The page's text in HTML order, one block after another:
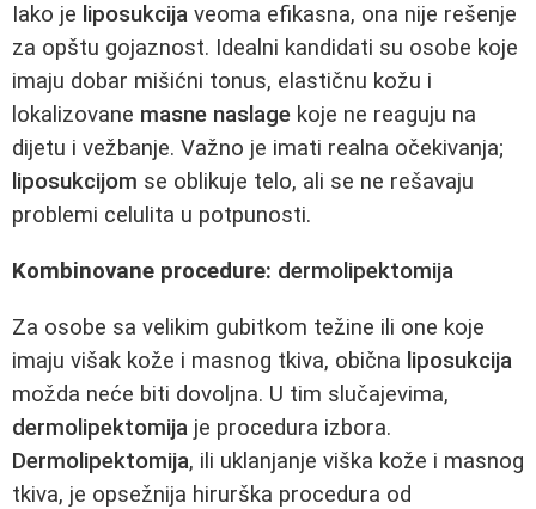
Iako je liposukcija veoma efikasna, ona nije rešenje
za opštu gojaznost. Idealni kandidati su osobe koje
imaju dobar mišićni tonus, elastičnu kožu i
lokalizovane masne naslage koje ne reaguju na
dijetu i vežbanje. Važno je imati realna očekivanja;
liposukcijom se oblikuje telo, ali se ne rešavaju
problemi celulita u potpunosti.
Kombinovane procedure: dermolipektomija
Za osobe sa velikim gubitkom težine ili one koje
imaju višak kože i masnog tkiva, obična liposukcija
možda neće biti dovoljna. U tim slučajevima,
dermolipektomija je procedura izbora.
Dermolipektomija, ili uklanjanje viška kože i masnog
tkiva, je opsežnija hirurška procedura od